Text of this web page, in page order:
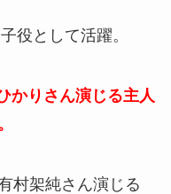
役として活躍。
かりさん演じる主人
村架純さん演じる